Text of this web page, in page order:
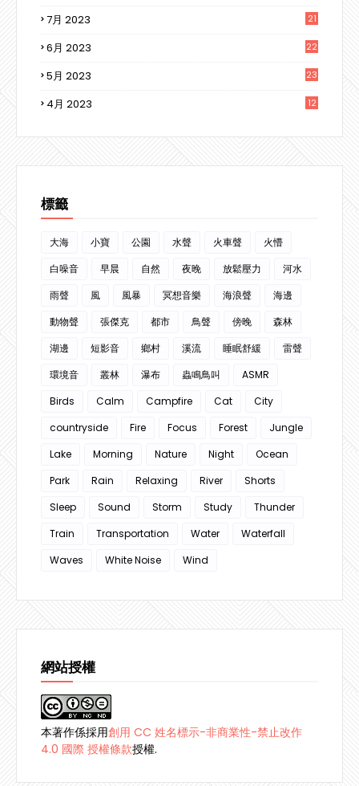
7月 2023 21
6月 2023 22
5月 2023 23
4月 2023
12
標籤
大海 小寶 公園 水聲 火車聲
火懵
白噪音
早晨 自然 夜晚 放鬆壓力
河水
雨聲
風 風暴 冥想音樂 海浪聲
海邊
動物聲
張傑克 都市 鳥聲 傍晚
森林
湖邊
短影音 鄉村 溪流 睡眠舒緩
雷聲
環境音
叢林 瀑布 蟲鳴鳥叫
ASMR
Birds
Calm Campfire Cat
City
countryside
Fire Focus Forest
Jungle
Lake
Morning Nature Night
Ocean
Park
Rain Relaxing River
Shorts
Sleep
Sound Storm Study
Thunder
Train
Transportation Water
Waterfall
Waves
White Noise Wind
網站授權
本著作係採用創用 CC 姓名標示-非商業性-禁止改作
4.0 國際 授權條款授權.